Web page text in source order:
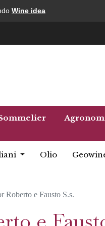
Wine idea
Olio
Roberto e Fausto S.s.